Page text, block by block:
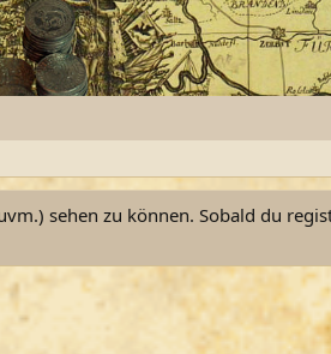
sehen zu können. Sobald du